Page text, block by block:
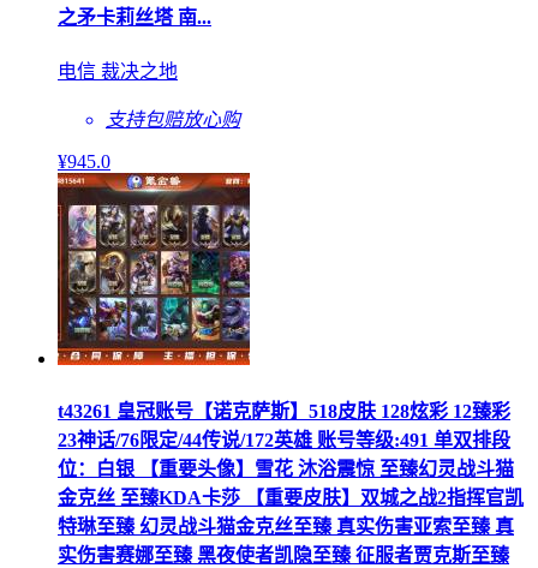
之矛卡莉丝塔 南...
电信 裁决之地
支持包赔放心购
¥945.0
t43261 皇冠账号【诺克萨斯】518皮肤 128炫彩 12臻彩
23神话/76限定/44传说/172英雄 账号等级:491 单双排段
位：白银 【重要头像】雪花 沐浴震惊 至臻幻灵战斗猫
金克丝 至臻KDA卡莎 【重要皮肤】双城之战2指挥官凯
特琳至臻 幻灵战斗猫金克丝至臻 真实伤害亚索至臻 真
实伤害赛娜至臻 黑夜使者凯隐至臻 征服者贾克斯至臻